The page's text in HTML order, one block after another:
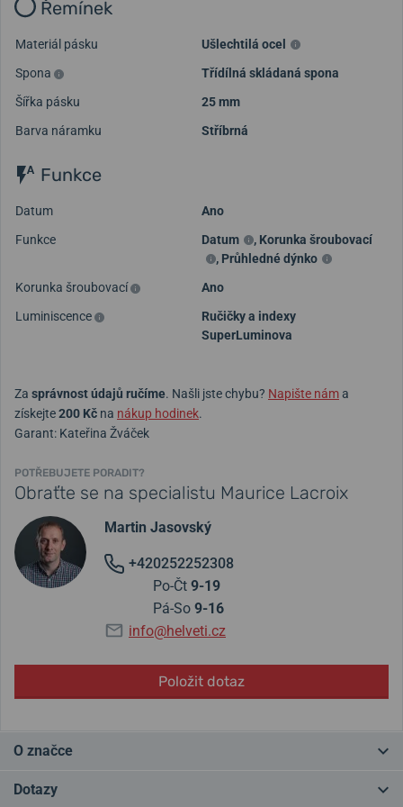
Řemínek
Materiál pásku
Ušlechtilá ocel
Spona
Třídílná skládaná spona
Šířka pásku
25 mm
Barva náramku
Stříbrná
Funkce
Datum
Ano
Funkce
Datum , Korunka šroubovací
, Průhledné dýnko
Korunka šroubovací
Ano
Luminiscence
Ručičky a indexy
SuperLuminova
Za správnost údajů ručíme. Našli jste chybu? Napište náma
získejte200 Kč na nákup hodinek.
Garant: Kateřina Žváček
POTŘEBUJETE PORADIT?
Obraťte se na specialistu Maurice Lacroix
Martin Jasovský
+420252252308
Po-Čt 9-19
Pá-So 9-16
info@helveti.cz
Položit dotaz
O značce
1974, přesto dnes patří mezi špičku. V posledních letech na sebe
Dotazy